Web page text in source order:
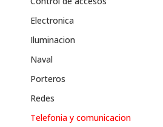
Electronica
Iluminacion
Naval
Porteros
Redes
Telefonia y comunicacion